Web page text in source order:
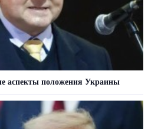
аспекты положения Украины